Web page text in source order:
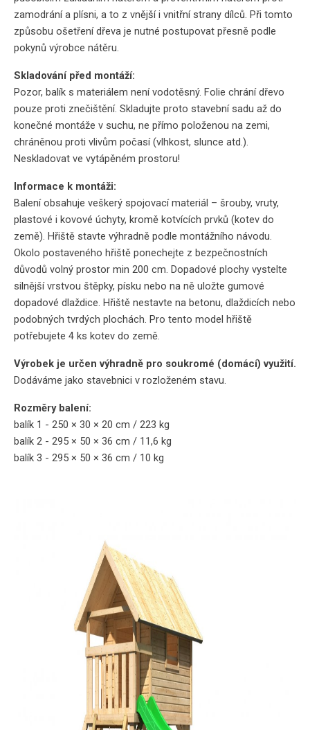
zamodrání a plísni, a to z vnější i vnitřní strany dílců. Při tomto
způsobu ošetření dřeva je nutné postupovat přesně podle
pokynů výrobce nátěru.
Skladování před montáží:
Pozor, balík s materiálem není vodotěsný. Folie chrání dřevo
pouze proti znečištění. Skladujte proto stavební sadu až do
konečné montáže v suchu, ne přímo položenou na zemi,
chráněnou proti vlivům počasí (vlhkost, slunce atd.).
Neskladovat ve vytápěném prostoru!
Informace k montáži:
Balení obsahuje veškerý spojovací materiál – šrouby, vruty,
plastové i kovové úchyty, kromě kotvících prvků (kotev do
země). Hřiště stavte výhradně podle montážního návodu.
Okolo postaveného hřiště ponechejte z bezpečnostních
důvodů volný prostor min 200 cm. Dopadové plochy vystelte
silnější vrstvou štěpky, písku nebo na ně uložte gumové
dopadové dlaždice. Hřiště nestavte na betonu, dlaždicích nebo
podobných tvrdých plochách. Pro tento model hřiště
potřebujete 4 ks kotev do země.
Výrobek je určen výhradně pro soukromé (domácí) využití.
Dodáváme jako stavebnici v rozloženém stavu.
Rozměry balení:
balík 1 - 250 × 30 × 20 cm / 223 kg
balík 2 - 295 × 50 × 36 cm / 11,6 kg
balík 3 - 295 × 50 × 36 cm / 10 kg